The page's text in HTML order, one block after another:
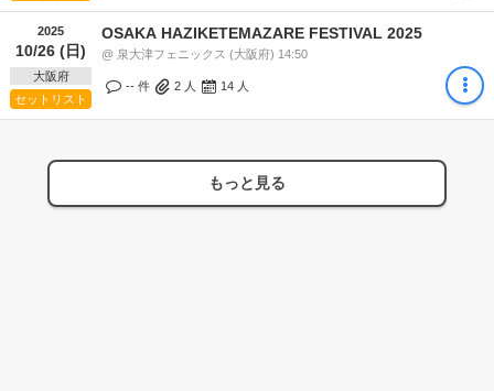
2025
10/26 (日)
大阪府
セットリスト
OSAKA HAZIKETEMAZARE FESTIVAL 2025
@ 泉大津フェニックス (大阪府) 14:50
-- 件 2 人 14 人
もっと見る